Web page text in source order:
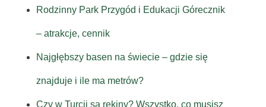
Rodzinny Park Przygód i Edukacji Górecznik
– atrakcje, cennik
Najgłębszy basen na świecie – gdzie się
znajduje i ile ma metrów?
Czy w Turcji są rekiny? Wszystko, co musisz